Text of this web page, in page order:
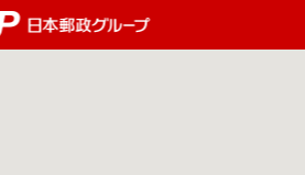
郵便局・日本郵政グループ